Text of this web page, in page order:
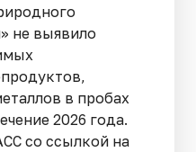
не выявило
в пробах
2026 года.
со ссылкой на